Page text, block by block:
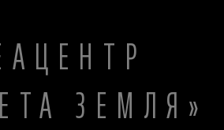
ЗЕМЛЯ»